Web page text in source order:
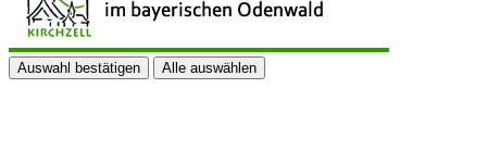
Auswahl bestätigen Alle auswählen